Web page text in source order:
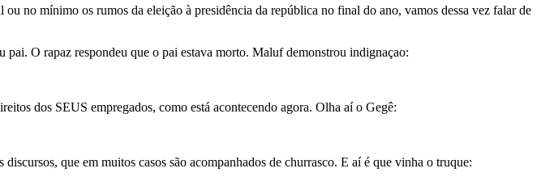
no mínimo os rumos da eleição à presidência da república no final do ano, vamos dessa vez falar de
O rapaz respondeu que o pai estava morto. Maluf demonstrou indignaçao:
dos SEUS empregados, como está acontecendo agora. Olha aí o Gegê:
que em muitos casos são acompanhados de churrasco. E aí é que vinha o truque: